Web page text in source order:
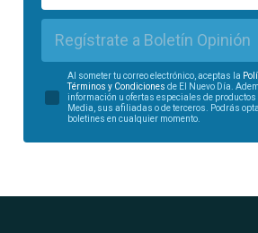
Regístrate a Boletín Opinión
Al someter tu correo electrónico, aceptas la
Términos y Condiciones de El Nuevo Día.
información u ofertas especiales de productos
Media, sus afiliadas o de terceros. Podrás
boletines en cualquier momento.